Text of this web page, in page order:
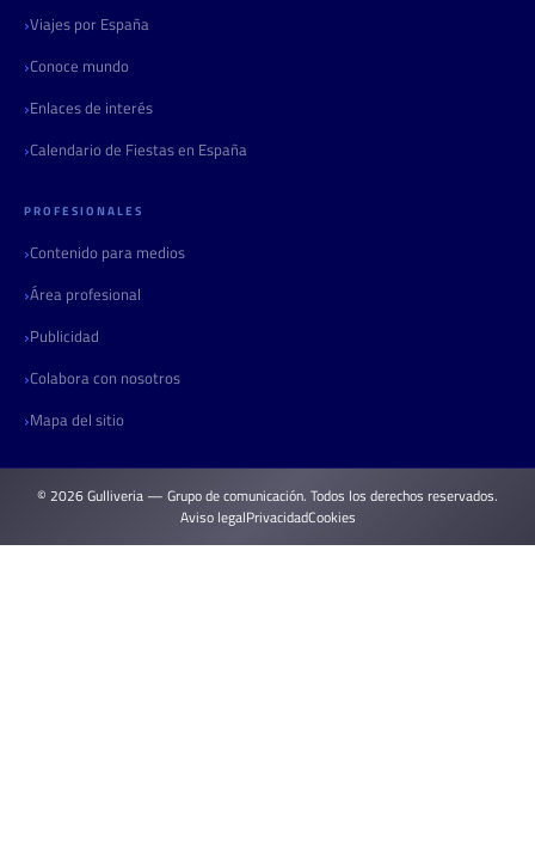
Viajes por España
Conoce mundo
Enlaces de interés
Calendario de Fiestas en España
PROFESIONALES
Contenido para medios
Área profesional
Publicidad
Colabora con nosotros
Mapa del sitio
© 2026 Gulliveria — Grupo de comunicación. Todos los derechos reservados.
Aviso legalPrivacidadCookies